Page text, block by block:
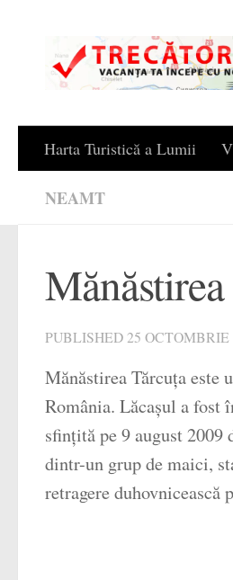
Harta Turistică a Lumii
NEAMT
PUBLISHED25 OCTOMBRIE
Mănăstirea Tărcuța este
România. Lăcașul a
sfințită pe 9 august
dintr-un grup de maici,
retragere duhovnicească